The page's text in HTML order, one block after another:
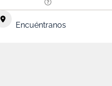
Encuéntranos